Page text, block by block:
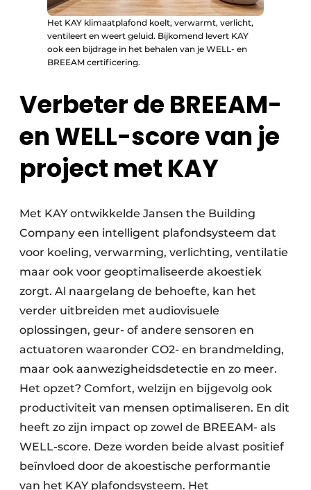
Het KAY klimaatplafond koelt, verwarmt, verlicht,
ventileert en weert geluid. Bijkomend levert KAY
ook een bijdrage in het behalen van je WELL- en
BREEAM certificering.
Verbeter de BREEAM-
en WELL-score van je
project met KAY
Met KAY ontwikkelde Jansen the Building
Company een intelligent plafondsysteem dat
voor koeling, verwarming, verlichting, ventilatie
maar ook voor geoptimaliseerde akoestiek
zorgt. Al naargelang de behoefte, kan het
verder uitbreiden met audiovisuele
oplossingen, geur- of andere sensoren en
actuatoren waaronder CO2- en brandmelding,
maar ook aanwezigheidsdetectie en zo meer.
Het opzet? Comfort, welzijn en bijgevolg ook
productiviteit van mensen optimaliseren. En dit
heeft zo zijn impact op zowel de BREEAM- als
WELL-score. Deze worden beide alvast positief
beïnvloed door de akoestische performantie
van het KAY plafondsysteem. Het